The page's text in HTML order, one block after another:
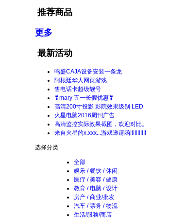
推荐商品
更多
最新活动
鸣盛CAJA设备安装一条龙
阿根廷华人网页游戏
售电话卡超级靓号
❣mary 五一长假优惠❣
高清200寸投影 影院效果级别 LED
火星电脑2016周刊广告
高清监控实际效果截图，欢迎对比。
来自火星的x.xxx...游戏邀请函!!!!!!!!!!!
选择分类
全部
娱乐 / 餐饮 / 休闲
医疗 / 美容 / 健康
教育 / 电脑 / 设计
房产 / 商业/批发
汽车 / 票务 / 物流
生活/服務/商店